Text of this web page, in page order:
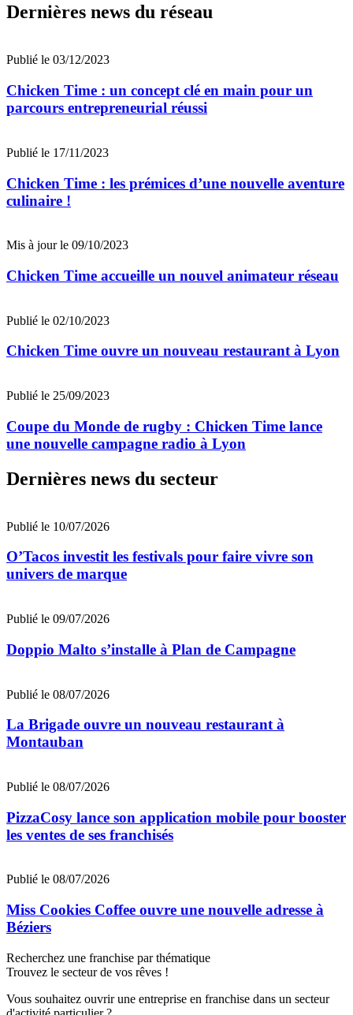
Dernières news du réseau
Publié le 03/12/2023
Chicken Time : un concept clé en main pour un
parcours entrepreneurial réussi
Publié le 17/11/2023
Chicken Time : les prémices d’une nouvelle aventure
culinaire !
Mis à jour le 09/10/2023
Chicken Time accueille un nouvel animateur réseau
Publié le 02/10/2023
Chicken Time ouvre un nouveau restaurant à Lyon
Publié le 25/09/2023
Coupe du Monde de rugby : Chicken Time lance
une nouvelle campagne radio à Lyon
Dernières news du secteur
Publié le 10/07/2026
O’Tacos investit les festivals pour faire vivre son
univers de marque
Publié le 09/07/2026
Doppio Malto s’installe à Plan de Campagne
Publié le 08/07/2026
La Brigade ouvre un nouveau restaurant à
Montauban
Publié le 08/07/2026
PizzaCosy lance son application mobile pour booster
les ventes de ses franchisés
Publié le 08/07/2026
Miss Cookies Coffee ouvre une nouvelle adresse à
Béziers
Recherchez une franchise par thématique
Trouvez le secteur de vos rêves !
Vous souhaitez ouvrir une entreprise en franchise dans un secteur